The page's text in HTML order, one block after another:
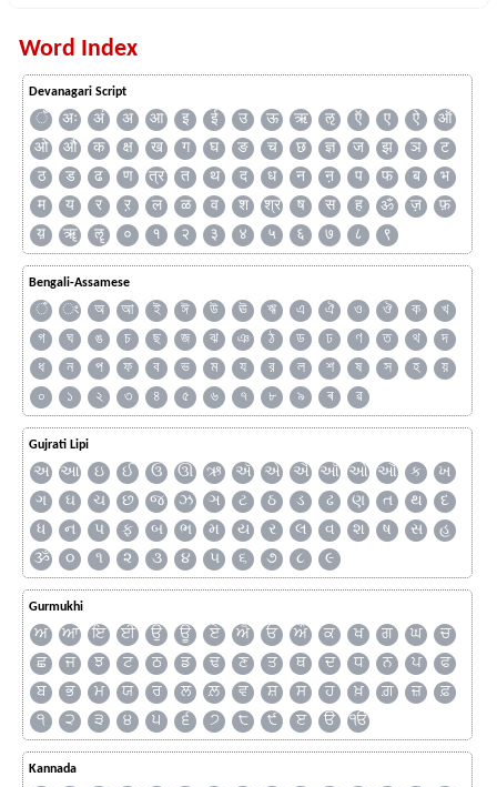
Word Index
Devanagari Script
ँ अः अं अ आ इ ई उ ऊ ऋ ऌ ऍ ए ऐ
ऑ
ओ
औ क क्ष ख ग घ ङ च छ ज्ञ ज झ ञ
ट
ठ
ड ढ ण त्र त थ द ध न ऩ प फ ब
भ
म
य र ऱ ल ळ व श श्र ष स ह ॐ ज़
फ़
य़
ॠ ॡ ० १ २ ३ ४ ५ ६ ७ ८ ९
Bengali-Assamese
ঁ ং অ আ ই ঈ উ ঊ ঋ এ ঐ ও ঔ ক
খ
গ
ঘ ঙ চ ছ জ ঝ ঞ ঠ ড ঢ ণ ত থ
দ
ধ
ন প ফ ব ভ ম য র ল শ ষ স হ
য়
০
১ ২ ৩ ৪ ৫ ৬ ৭ ৮ ৯ ৰ ৱ
Gujrati Lipi
અ આ ઇ ઈ ઉ ઊ ઋ ઍ એ ઐ ઑ ઓ ઔ ક
ખ
ગ
ઘ ચ છ જ ઝ ઞ ટ ઠ ડ ઢ ણ ત થ
દ
ધ
ન પ ફ બ ભ મ ય ર લ વ શ ષ સ
હ
ૐ
૦ ૧ ૨ ૩ ૪ ૫ ૬ ૭ ૮ ૯
Gurmukhi
ਅ ਆ ਇ ਈ ਉ ਊ ਏ ਐ ਓ ਔ ਕ ਖ ਗ ਘ
ਚ
ਛ
ਜ ਝ ਟ ਠ ਡ ਢ ਣ ਤ ਥ ਦ ਧ ਨ ਪ
ਫ
ਬ
ਭ ਮ ਯ ਰ ਲ ਲ਼ ਵ ਸ਼ ਸ ਹ ਖ਼ ਗ਼ ਜ਼
ਫ਼
੧
੨ ੩ ੪ ੫ ੬ ੭ ੮ ੯ ੲ ੳ ੴ
Kannada